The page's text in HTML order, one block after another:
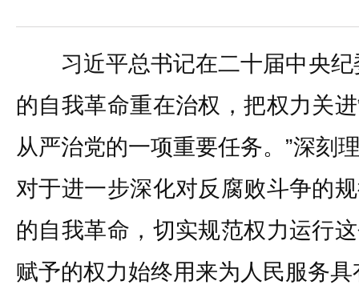
习近平总书记在二十届中央纪
的自我革命重在治权，把权力关
从严治党的一项重要任务。”深刻
对于进一步深化对反腐败斗争的
的自我革命，切实规范权力运行
赋予的权力始终用来为人民服务